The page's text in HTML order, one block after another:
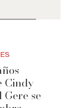
Cindy
se